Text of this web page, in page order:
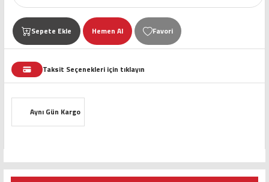
Sepete Ekle Hemen Al
Taksit Seçenekleri için tıklayın
Aynı Gün Kargo